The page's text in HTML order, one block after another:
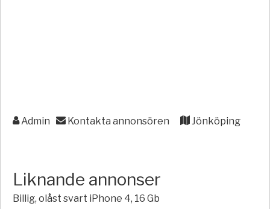
Admin Kontakta annonsören Jönköping
Liknande annonser
Billig, olåst svart iPhone 4, 16 Gb